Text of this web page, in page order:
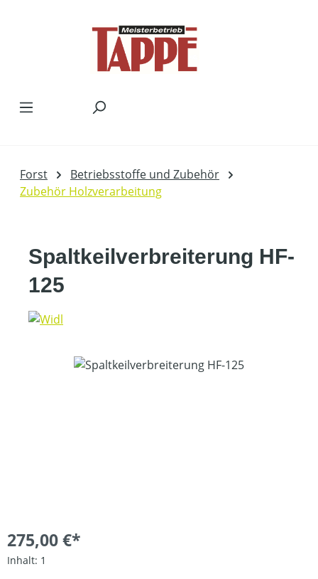
Forst
Betriebsstoffe und Zubehör
Zubehör Holzverarbeitung
Spaltkeilverbreiterung HF-
125
Bildergalerie überspringen
275,00 €*
Inhalt: 1